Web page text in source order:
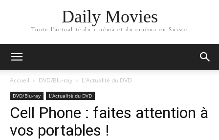
Daily Movies
Toute l'actualité du cinéma et du cinéma en Suisse
Accueil DVD/Blu-ray L'Actualité du DVD
DVD/Blu-ray L'Actualité du DVD
Cell Phone : faites attention à
vos portables !